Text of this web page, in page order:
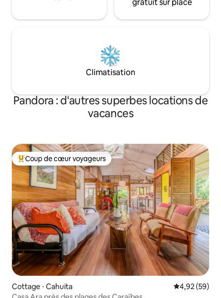
gratuit sur place
Climatisation
Pandora : d'autres superbes locations de
vacances
Coups de cœur voyageurs les plus appréciés
Coup de cœur voyageurs
Cottage ⋅ Cahuita Évaluation
4,92 (59)